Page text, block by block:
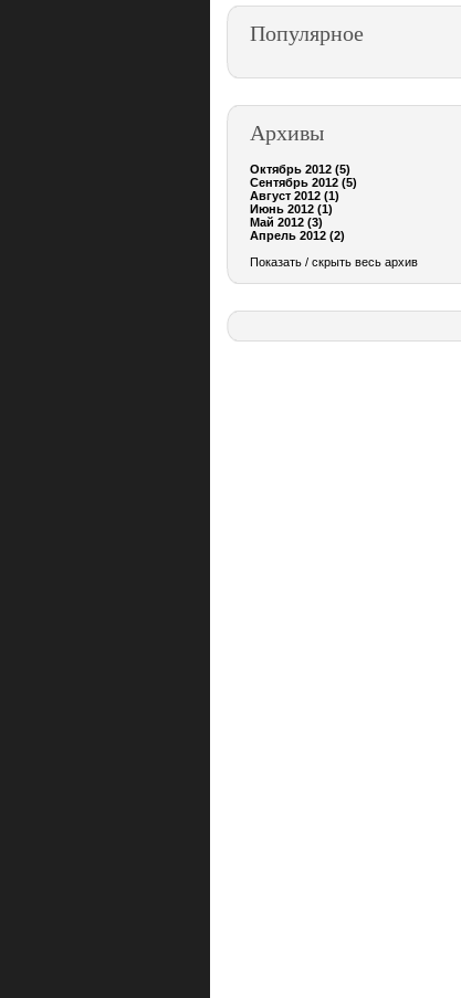
Популярное
Архивы
Октябрь 2012 (5)
Сентябрь 2012 (5)
Август 2012 (1)
Июнь 2012 (1)
Май 2012 (3)
Апрель 2012 (2)
Показать / скрыть весь архив